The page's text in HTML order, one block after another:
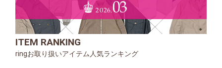
ITEM RANKING
ringお取り扱いアイテム人気ランキング